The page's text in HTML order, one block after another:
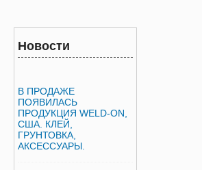
Новости
В ПРОДАЖЕ
ПОЯВИЛАСЬ
ПРОДУКЦИЯ WELD-ON,
США. КЛЕЙ,
ГРУНТОВКА,
АКСЕССУАРЫ.